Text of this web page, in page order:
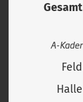
Gesamt
A-Kader
Feld
Halle